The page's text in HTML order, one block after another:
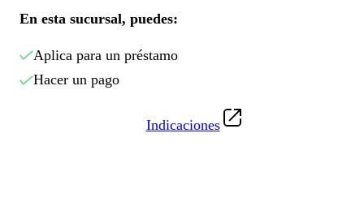
En esta sucursal, puedes:
Aplica para un préstamo
Hacer un pago
Indicaciones